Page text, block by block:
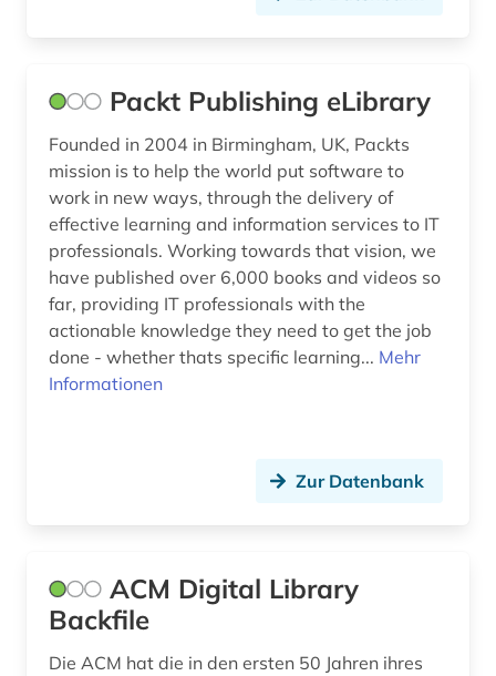
Packt Publishing eLibrary
Founded in 2004 in Birmingham, UK, Packts
mission is to help the world put software to
work in new ways, through the delivery of
effective learning and information services to IT
professionals. Working towards that vision, we
have published over 6,000 books and videos so
far, providing IT professionals with the
actionable knowledge they need to get the job
done - whether thats specific learning... Mehr
Informationen
Zur Datenbank
ACM Digital Library
Backfile
Die ACM hat die in den ersten 50 Jahren ihres